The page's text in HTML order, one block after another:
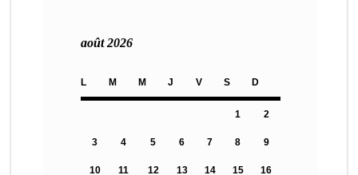
août 2026
L M M J V S D
1 2
3 4 5 6 7 8 9
10 11 12 13 14 15 16